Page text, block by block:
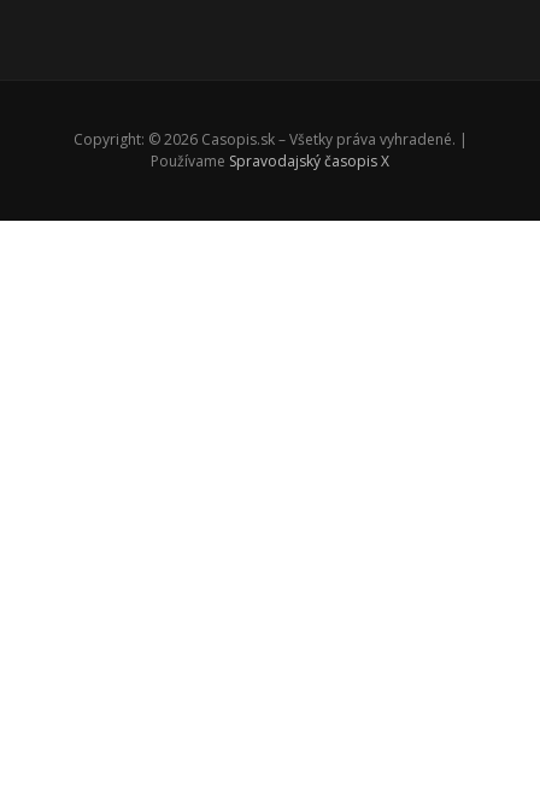
Copyright: © 2026 Casopis.sk – Všetky práva vyhradené. |
Používame Spravodajský časopis X